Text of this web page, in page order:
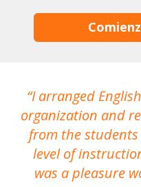
I arranged
organization and
from the
level of
was a pleasure